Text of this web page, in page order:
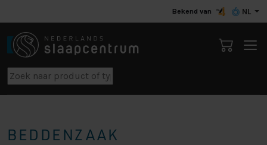
Bekend van NL
BEDDENZAAK